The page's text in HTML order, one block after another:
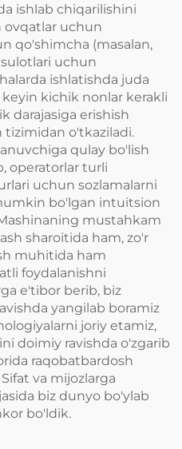
ishlab chiqarilishini
ovqatlar uchun
qo'shimcha (masalan,
uchun
ishlatishda juda
kichik nonlar kerakli
darajasiga erishish
tizimidan o'tkaziladi.
qulay bo'lish
operatorlar turli
uchun sozlamalarni
bo'lgan intuitsion
mustahkam
sharoitida ham, zo'r
muhitida ham
foydalanishni
e'tibor berib, biz
yangilab boramiz
joriy etamiz,
doimiy ravishda o'zgarib
raqobatbardosh
va mijozlarga
biz dunyo bo'ylab
bo'ldik.